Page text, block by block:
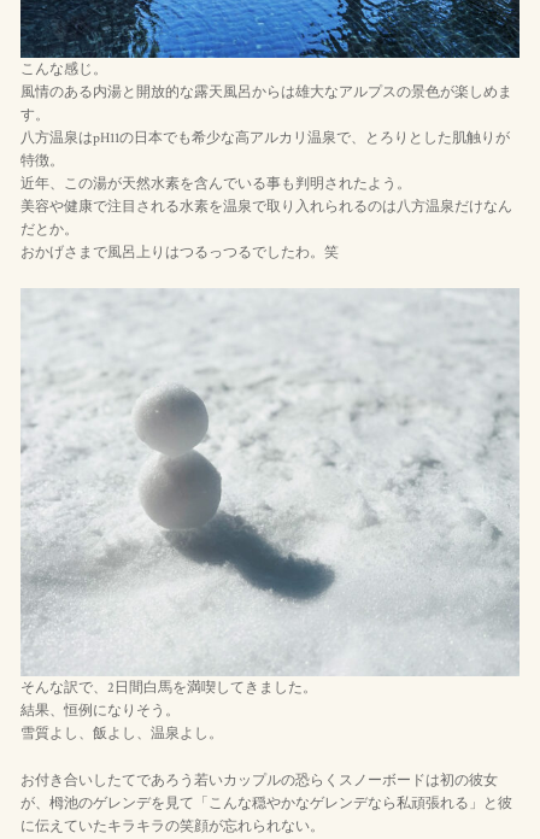
こんな感じ。
風情のある内湯と開放的な露天風呂からは雄大なアルプスの景色が楽しめま
す。
八方温泉はpH11の日本でも希少な高アルカリ温泉で、とろりとした肌触りが
特徴。
近年、この湯が天然水素を含んでいる事も判明されたよう。
美容や健康で注目される水素を温泉で取り入れられるのは八方温泉だけなん
だとか。
おかげさまで風呂上りはつるっつるでしたわ。笑
そんな訳で、2日間白馬を満喫してきました。
結果、恒例になりそう。
雪質よし、飯よし、温泉よし。
お付き合いしたてであろう若いカップルの恐らくスノーボードは初の彼女
が、栂池のゲレンデを見て「こんな穏やかなゲレンデなら私頑張れる」と彼
に伝えていたキラキラの笑顔が忘れられない。